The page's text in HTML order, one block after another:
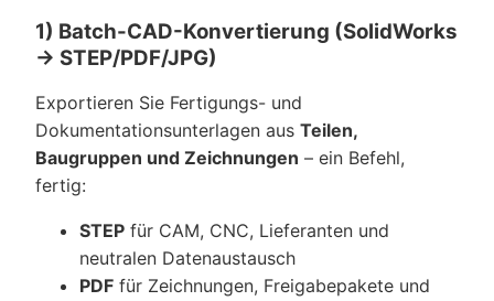
1) Batch-CAD-Konvertierung (SolidWorks
→ STEP/PDF/JPG)
Exportieren Sie Fertigungs- und
Dokumentationsunterlagen aus Teilen,
Baugruppen und Zeichnungen – ein Befehl,
fertig:
STEP für CAM, CNC, Lieferanten und
neutralen Datenaustausch
PDF für Zeichnungen, Freigabepakete und